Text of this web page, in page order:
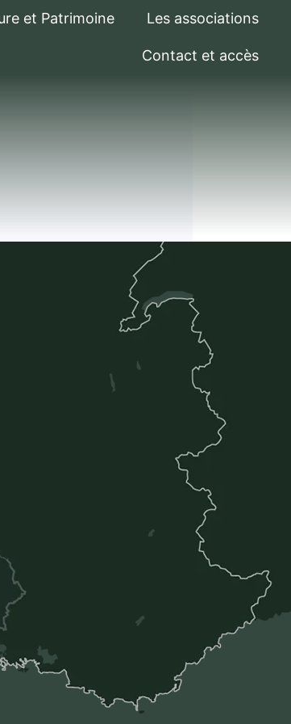
et Patrimoine Les associations
Contact et accès